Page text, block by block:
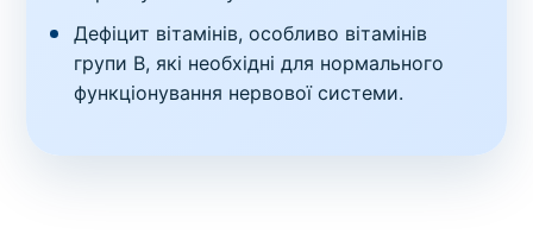
Дефіцит вітамінів, особливо вітамінів
групи B, які необхідні для нормального
функціонування нервової системи.